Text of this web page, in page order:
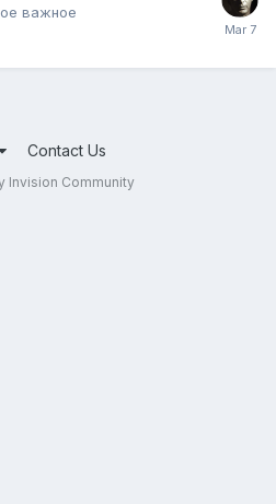
важное
Contact Us
Invision Community